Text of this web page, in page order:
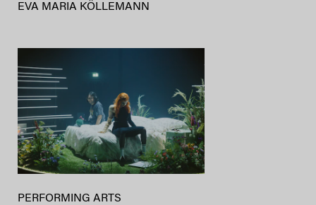
EVA MARIA KÖLLEMANN
PERFORMING ARTS